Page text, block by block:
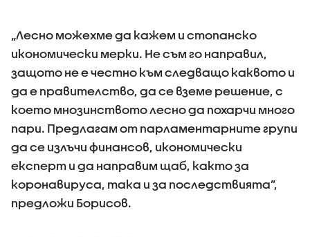
„Лесно можехме да кажем и стопанско
икономически мерки. Не съм го направил,
защото не е честно към следващо каквото и
да е правителство, да се вземе решение, с
което мнозинството лесно да похарчи много
пари. Предлагам от парламентарните групи
да се излъчи финансов, икономически
експерт и да направим щаб, както за
коронавируса, така и за последствията”,
предложи Борисов.